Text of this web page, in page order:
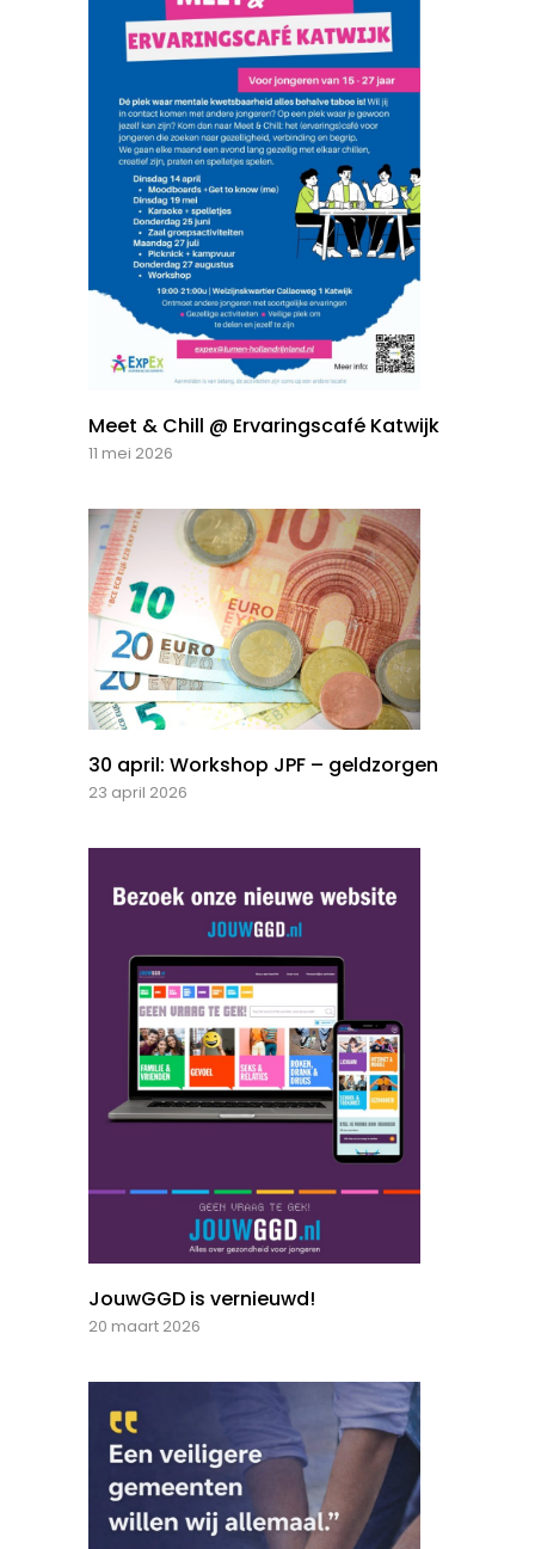
Meet & Chill @ Ervaringscafé Katwijk
11 mei 2026
30 april: Workshop JPF – geldzorgen
23 april 2026
JouwGGD is vernieuwd!
20 maart 2026